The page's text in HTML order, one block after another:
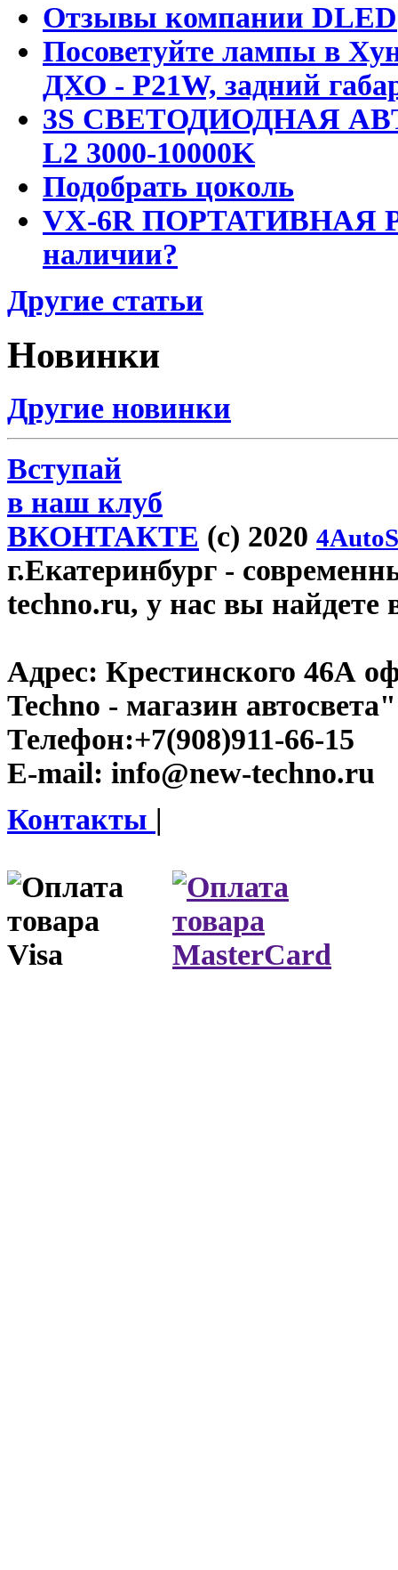
Отзывы компании DLED
Посоветуйте лампы в
ДХО - P21W, задний
3S СВЕТОДИОДНАЯ
L2 3000-10000K
Подобрать цоколь
VX-6R ПОРТАТИВНАЯ
наличии?
Другие статьи
Новинки
Другие новинки
Вступай
в наш клуб
ВКОНТАКТЕ (c) 2020
г.Екатеринбург -
techno.ru, у нас вы найдете
Адрес: Крестинского 46А
Techno - магазин автосвета"
Телефон:+7(908)911-66-15
E-mail: info@new-techno.ru
Контакты |